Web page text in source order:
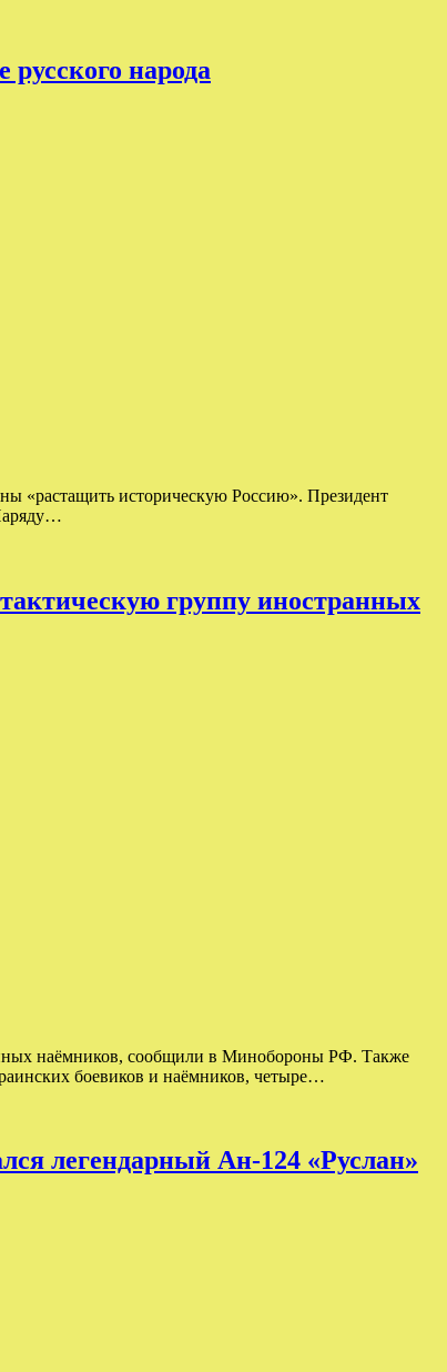
народа
«растащить историческую Россию». Президент
группу иностранных
наёмников, сообщили в Минобороны РФ. Также
боевиков и наёмников, четыре…
легендарный Ан-124 «Руслан»